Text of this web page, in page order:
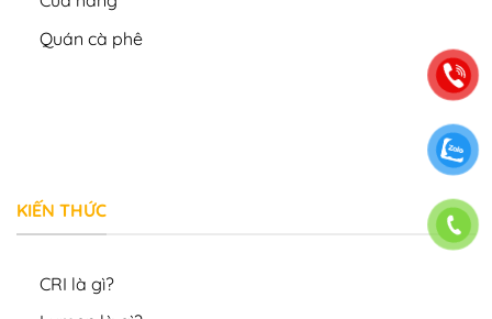
Quán cà phê
KIẾN THỨC
CRI là gì?